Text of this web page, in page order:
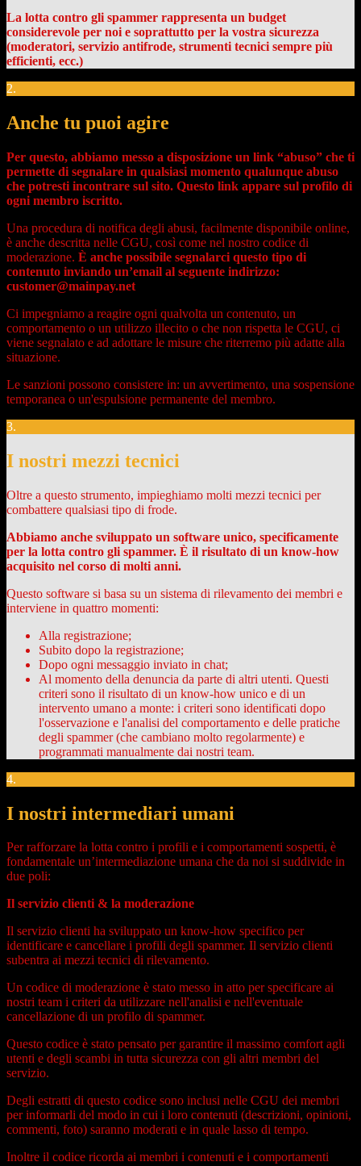
La lotta contro gli spammer rappresenta un budget
considerevole per noi e soprattutto per la vostra sicurezza
(moderatori, servizio antifrode, strumenti tecnici sempre più
efficienti, ecc.)
2.
Anche tu puoi agire
Per questo, abbiamo messo a disposizione un link “abuso” che ti
permette di segnalare in qualsiasi momento qualunque abuso
che potresti incontrare sul sito. Questo link appare sul profilo di
ogni membro iscritto.
Una procedura di notifica degli abusi, facilmente disponibile online,
è anche descritta nelle CGU, così come nel nostro codice di
moderazione. È anche possibile segnalarci questo tipo di
contenuto inviando un’email al seguente indirizzo:
customer@mainpay.net
Ci impegniamo a reagire ogni qualvolta un contenuto, un
comportamento o un utilizzo illecito o che non rispetta le CGU, ci
viene segnalato e ad adottare le misure che riterremo più adatte alla
situazione.
Le sanzioni possono consistere in: un avvertimento, una sospensione
temporanea o un'espulsione permanente del membro.
3.
I nostri mezzi tecnici
Oltre a questo strumento, impieghiamo molti mezzi tecnici per
combattere qualsiasi tipo di frode.
Abbiamo anche sviluppato un software unico, specificamente
per la lotta contro gli spammer. È il risultato di un know-how
acquisito nel corso di molti anni.
Questo software si basa su un sistema di rilevamento dei membri e
interviene in quattro momenti:
Alla registrazione;
Subito dopo la registrazione;
Dopo ogni messaggio inviato in chat;
Al momento della denuncia da parte di altri utenti. Questi
criteri sono il risultato di un know-how unico e di un
intervento umano a monte: i criteri sono identificati dopo
l'osservazione e l'analisi del comportamento e delle pratiche
degli spammer (che cambiano molto regolarmente) e
programmati manualmente dai nostri team.
4.
I nostri intermediari umani
Per rafforzare la lotta contro i profili e i comportamenti sospetti, è
fondamentale un’intermediazione umana che da noi si suddivide in
due poli:
Il servizio clienti & la moderazione
Il servizio clienti ha sviluppato un know-how specifico per
identificare e cancellare i profili degli spammer. Il servizio clienti
subentra ai mezzi tecnici di rilevamento.
Un codice di moderazione è stato messo in atto per specificare ai
nostri team i criteri da utilizzare nell'analisi e nell'eventuale
cancellazione di un profilo di spammer.
Questo codice è stato pensato per garantire il massimo comfort agli
utenti e degli scambi in tutta sicurezza con gli altri membri del
servizio.
Degli estratti di questo codice sono inclusi nelle CGU dei membri
per informarli del modo in cui i loro contenuti (descrizioni, opinioni,
commenti, foto) saranno moderati e in quale lasso di tempo.
Inoltre il codice ricorda ai membri i contenuti e i comportamenti